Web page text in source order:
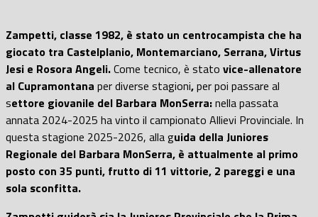
Zampetti, classe 1982, è stato un centrocampista che ha
giocato tra Castelplanio, Montemarciano, Serrana, Virtus
Jesi e Rosora Angeli.Come tecnico, è stato vice-allenatore
al Cupramontana per diverse stagioni,per poi passare al
settore giovanile del Barbara MonSerra:nella passata
annata 2024-2025 ha vinto il campionato Allievi Provinciale. In
questa stagione 2025-2026, alla guida della Juniores
Regionale del Barbara MonSerra, è attualmente al primo
posto con 35 punti, frutto di 11 vittorie, 2 pareggi e una
sola sconfitta.